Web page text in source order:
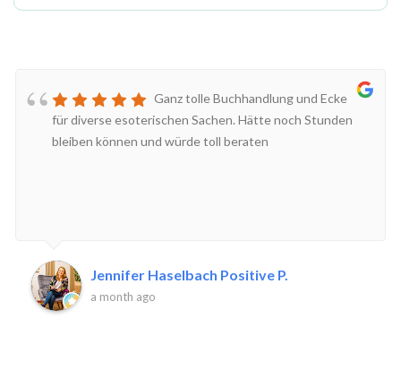
Ganz tolle Buchhandlung und Ecke
für diverse esoterischen Sachen. Hätte noch Stunden
bleiben können und würde toll beraten
Jennifer Haselbach Positive P.
a month ago